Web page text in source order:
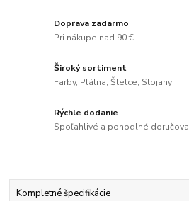
Doprava zadarmo
Pri nákupe nad 90 €
Široký sortiment
Farby, Plátna, Štetce, Stojany
Rýchle dodanie
Spoľahlivé a pohodlné
Kompletné špecifikácie